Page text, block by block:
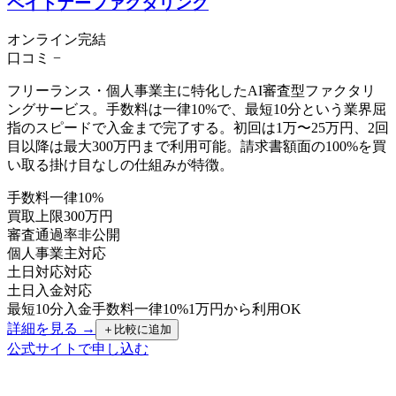
オンライン完結
口コミ −
フリーランス・個人事業主に特化したAI審査型ファクタリ
ングサービス。手数料は一律10%で、最短10分という業界屈
指のスピードで入金まで完了する。初回は1万〜25万円、2回
目以降は最大300万円まで利用可能。請求書額面の100%を買
い取る掛け目なしの仕組みが特徴。
手数料一律10%
買取上限300万円
審査通過率非公開
個人事業主対応
土日対応対応
土日入金対応
最短10分入金手数料一律10%1万円から利用OK
詳細を見る →
＋ 比較に追加
公式サイトで申し込む